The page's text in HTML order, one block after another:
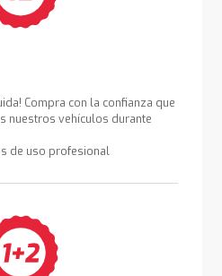
Compra con la confianza que
nuestros vehículos durante
de uso profesional